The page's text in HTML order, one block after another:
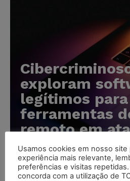
exploram
legítimos
ferramentas
remoto em
silenciosos
Karina Silvério - 05/08/2026
Usamos cookies em nosso site
experiência mais relevante,
preferências e visitas repetidas.
concorda com a utilização de